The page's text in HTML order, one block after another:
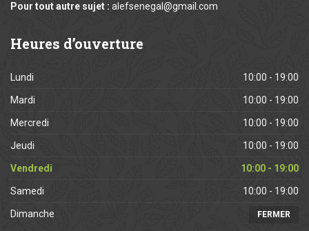
Pour tout autre sujet : alefsenegal@gmail.com
Heures d’ouverture
Lundi 10:00 - 19:00
Mardi 10:00 - 19:00
Mercredi 10:00 - 19:00
Jeudi 10:00 - 19:00
Vendredi 10:00 - 19:00
Samedi 10:00 - 19:00
Dimanche FERMER